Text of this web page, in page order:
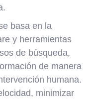
basa en la
y herramientas
de búsqueda,
de manera
humana.
minimizar